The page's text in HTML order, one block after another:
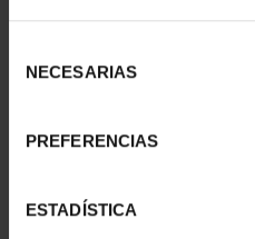
NECESARIAS
PREFERENCIAS
ESTADÍSTICA
EUR 2026
85,00 €